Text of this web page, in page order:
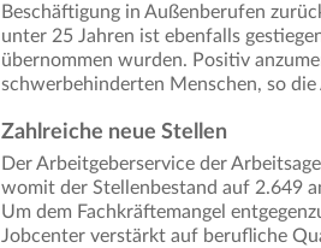
Beschäftigung in Außenberufen
unter 25 Jahren ist ebenfalls
übernommen wurden. Positiv
schwerbehinderten Menschen, so
Zahlreiche neue Stellen
Der Arbeitgeberservice der
womit der Stellenbestand auf 2.649
Um dem Fachkräftemangel
Jobcenter verstärkt auf berufliche